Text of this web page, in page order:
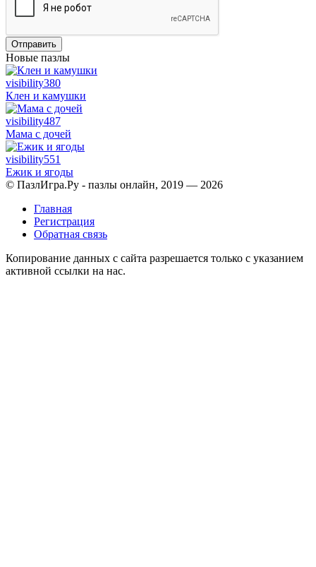
Отправить
Новые пазлы
visibility380
Клен и камушки
visibility487
Мама с дочей
visibility551
Ежик и ягоды
© ПазлИгра.Ру - пазлы онлайн, 2019 — 2026
Главная
Регистрация
Обратная связь
Копирование данных с сайта разрешается только с указанием
активной ссылки на нас.